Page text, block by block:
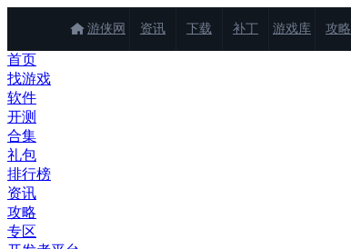
游侠网 资讯 下载 补丁 游戏库 攻略
首页
找游戏
软件
开测
合集
礼包
排行榜
资讯
攻略
专区